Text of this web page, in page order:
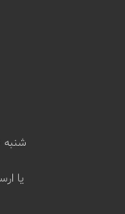
شنبه تا
یا